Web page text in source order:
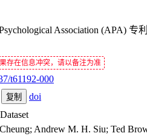
专
存在信息冲突，请以备注为准
t61192-000
复制 doi
Andrew M. H. Siu; Ted